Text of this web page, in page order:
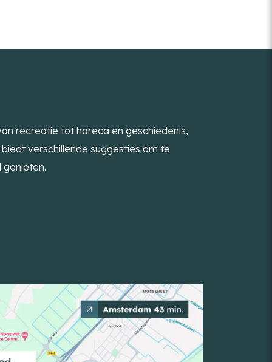
recreatie tot horeca en geschiedenis,
verschillende suggesties om te
genieten.